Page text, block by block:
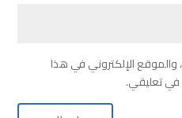
والموقع الإلكتروني في هذا
في تعليقي.